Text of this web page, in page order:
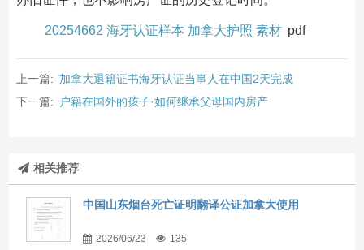
20254662 海牙认证样本 加拿大护照 素材 pdf
上一篇: 加拿大退籍证书海牙认证当事人在中国2天完成
下一篇:
户籍在国外的孩子·如何继承父母国内房产
相关推荐
中国山东烟台死亡证明翻译公证加拿大使用
2026/06/23 135